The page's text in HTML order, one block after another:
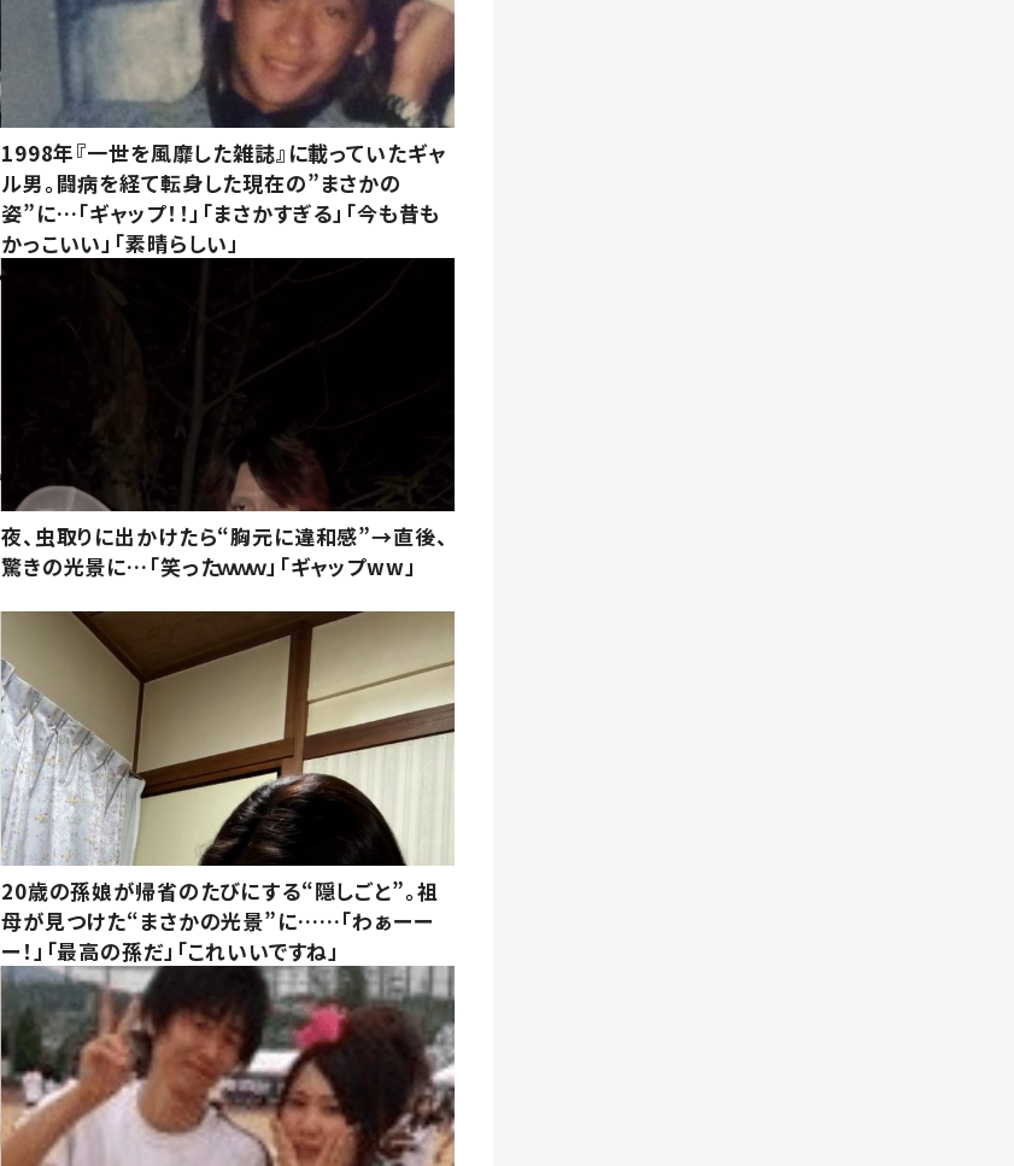
1998年『一世を風靡した雑誌』に載っていたギャ
ル男。闘病を経て転身した現在の”まさかの
姿”に…「ギャップ！！」「まさかすぎる」「今も昔も
かっこいい」「素晴らしい」
夜、虫取りに出かけたら“胸元に違和感”→直後、
驚きの光景に…「笑ったｗｗｗ」「ギャップww」
20歳の孫娘が帰省のたびにする“隠しごと”。祖
母が見つけた“まさかの光景”に……「わぁーー
ー！」「最高の孫だ」「これいいですね」